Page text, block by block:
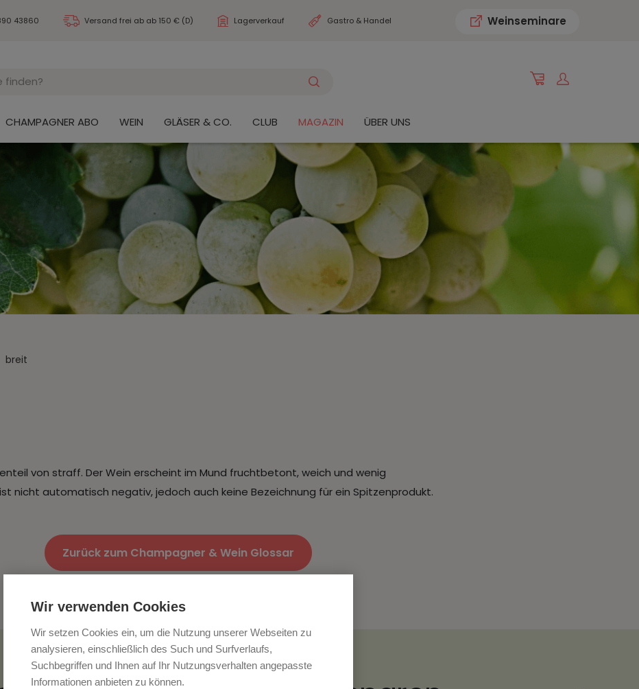
43860 Versand frei ab ab 150 € (D) Lagerverkauf Gastro & Handel Weinseminare
CHAMPAGNER ABO WEIN GLÄSER & CO. CLUB MAGAZIN ÜBER UNS
breit
von straff. Der Wein erscheint im Mund fruchtbetont, weich und wenig
nicht automatisch negativ, jedoch auch keine Bezeichnung für ein Spitzenprodukt.
Zurück zum Champagner & Wein Glossar
Wir verwenden Cookies
Wir setzen Cookies ein, um die Nutzung unserer Webseiten zu
analysieren, einschließlich des Such und Surfverlaufs,
Suchbegriffen und Ihnen auf Ihr Nutzungsverhalten angepasste
Informationen anbieten zu können.